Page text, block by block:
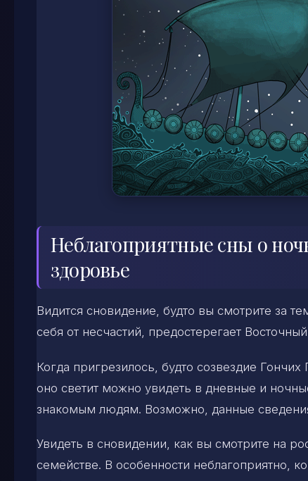
Неблагоприятные сны о
здоровье
Видится сновидение, будто вы смотрите за
себя от несчастий, предостерегает
Когда пригрезилось, будто созвездие
оно светит можно увидеть в дневные и
знакомым людям. Возможно, данные
Увидеть в сновидении, как вы смотрите на
семействе. В особенности неблагоприятно,